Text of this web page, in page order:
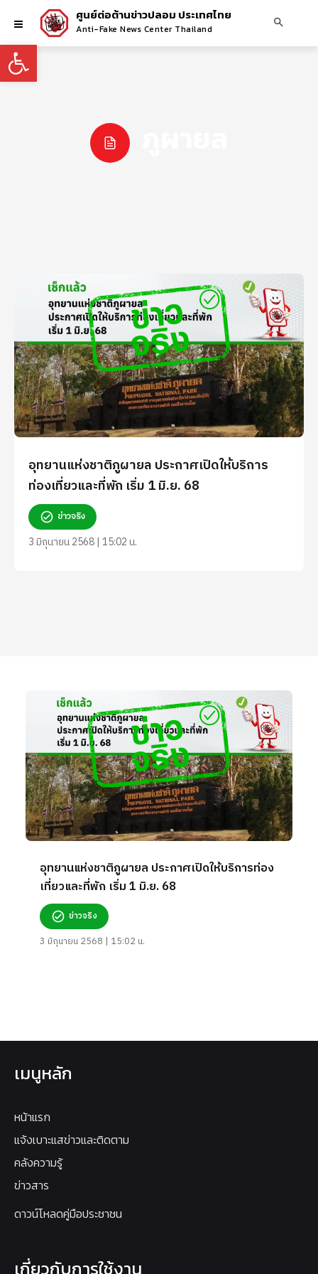
Open toolbar
ศูนย์ต่อต้านข่าวปลอม ประเทศไทย
Anti-Fake News Center Thailand
อุทยานแห่งชาติภูผายล ประกาศเปิดให้บริการ
ท่องเที่ยวและที่พัก เริ่ม 1 มิ.ย. 68
ข่าวจริง
3 มิถุนายน 2568 | 15:02 น.
อุทยานแห่งชาติภูผายล ประกาศเปิดให้บริการท่อง
เที่ยวและที่พัก เริ่ม 1 มิ.ย. 68
ข่าวจริง
3 มิถุนายน 2568 | 15:02 น.
เมนูหลัก
หน้าแรก
แจ้งเบาะแสข่าวและติดตาม
คลังความรู้
ข่าวสาร
ดาวน์โหลดคู่มือประชาชน
เกี่ยวกับการใช้งาน